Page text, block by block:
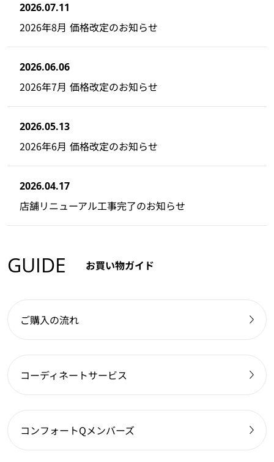
2026.07.11
2026年8月 価格改定のお知らせ
2026.06.06
2026年7月 価格改定のお知らせ
2026.05.13
2026年6月 価格改定のお知らせ
2026.04.17
店舗リニューアル工事完了のお知らせ
GUIDE お買い物ガイド
ご購入の流れ
コーディネートサービス
コンフォートQメンバーズ